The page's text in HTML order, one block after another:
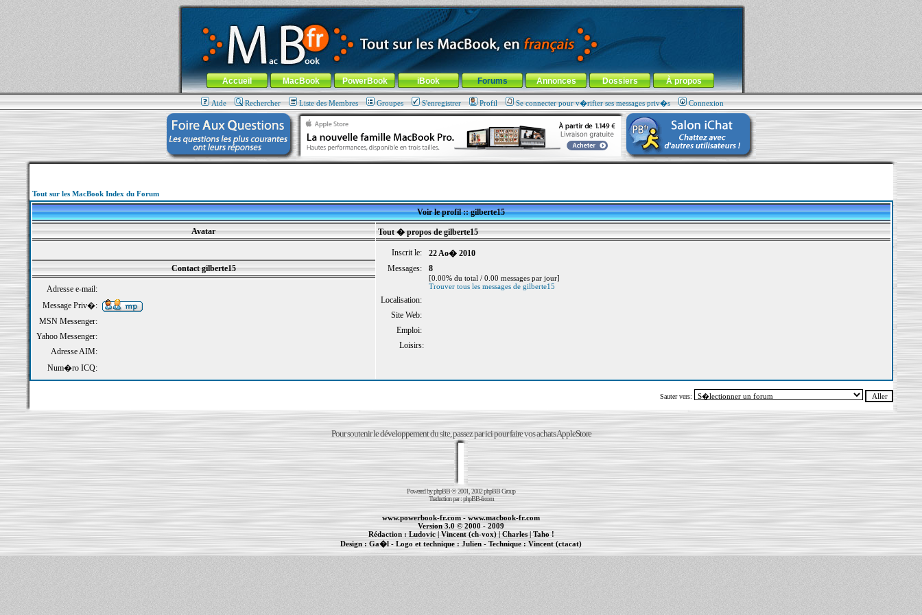
MacBook-fr.com : 100% Apple... 100% nomade !
Aller au contenu-Aller au menu général-Aller au menu de la rubrique
Menu général
Accueil MacBook PowerBook iBook Forums Annonces Dossiers À propos
Aide Rechercher Liste des Membres Groupes S'enregistrer Profil Se connecter pour v�rifier ses messages priv�s Connexion
Tout sur les MacBook Index du Forum
Voir le profil :: gilberte15
Avatar
Tout � propos de gilberte15
Inscrit le:
22 Ao� 2010
Messages:
8
[0.00% du total / 0.00 messages par jour]
Trouver tous les messages de gilberte15
Localisation:
Site Web:
Emploi:
Loisirs:
Contact gilberte15
Adresse e-mail:
Message Priv�:
MSN Messenger:
Yahoo Messenger:
Adresse AIM:
Num�ro ICQ:
Sauter vers:
Pour soutenir le développement du site, passez par ici pour faire vos achats AppleStore
Powered byphpBB© 2001, 2002 phpBB Group
Traduction par :phpBB-fr.com
www.powerbook-fr.com - www.macbook-fr.com
Version 3.0 © 2000 - 2009
Rédaction : Ludovic|Vincent (ch-vox)| Charles|Taho !
Design : Ga�l - Logo et technique : Julien - Technique :Vincent (ctacat)
Informations : PowerBook Maintenance Apple et Macintosh à Toulouse cr�ation de sites Internet